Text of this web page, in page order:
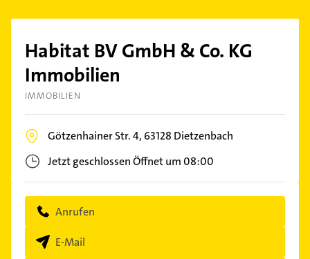
Habitat BV GmbH & Co. KG
Immobilien
IMMOBILIEN
Götzenhainer Str. 4, 63128 Dietzenbach
Jetzt geschlossenÖffnet um 08:00
Anrufen
E-Mail